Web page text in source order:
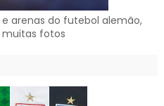
arenas do futebol alemão,
fotos